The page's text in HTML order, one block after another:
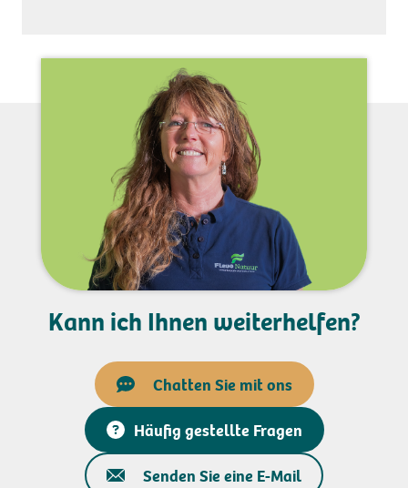
Kann ich Ihnen weiterhelfen?
Chatten Sie mit ons
Häufig gestellte Fragen
Senden Sie eine E-Mail